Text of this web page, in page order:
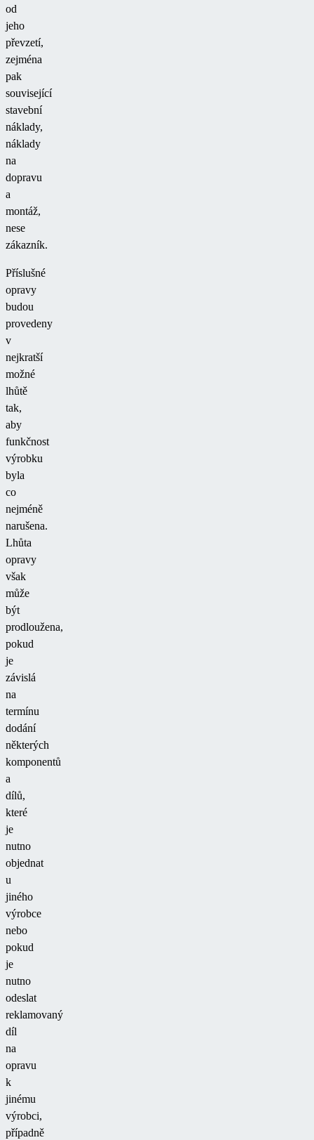
od
jeho
převzetí,
zejména
pak
související
stavební
náklady,
náklady
na
dopravu
a
montáž,
nese
zákazník.
Příslušné
opravy
budou
provedeny
v
nejkratší
možné
lhůtě
tak,
aby
funkčnost
výrobku
byla
co
nejméně
narušena.
Lhůta
opravy
však
může
být
prodloužena,
pokud
je
závislá
na
termínu
dodání
některých
komponentů
a
dílů,
které
je
nutno
objednat
u
jiného
výrobce
nebo
pokud
je
nutno
odeslat
reklamovaný
díl
na
opravu
k
jinému
výrobci,
případně